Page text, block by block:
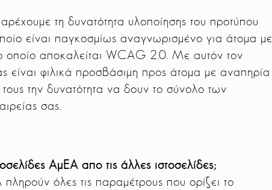
τη δυνατότητα υλοποίησης του προτύπου
είναι παγκοσμίως αναγνωρισμένο για άτομα με
οποίο αποκαλείται WCAG 2.0. Με αυτόν τον
είναι φιλικά προσβάσιμη προς άτομα με αναπηρία
την δυνατότητα να δουν το σύνολο των
σας.
ΑμΕΑ απο τις άλλες ιστοσελίδες;
όλες τις παραμέτρους που ορίζει το